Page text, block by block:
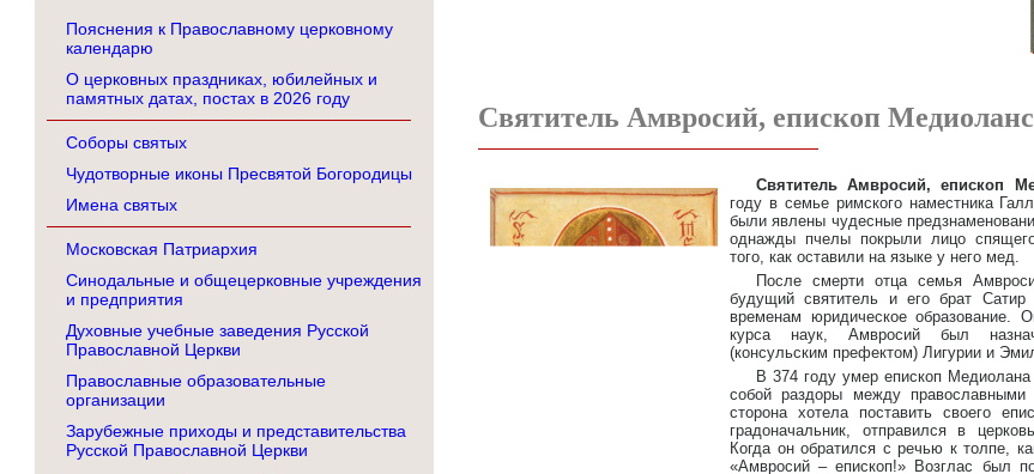
Пояснения к Православному церковному
календарю
О церковных праздниках, юбилейных и
памятных датах, постах в 2026 году
Соборы святых
Чудотворные иконы Пресвятой Богородицы
Имена святых
Московская Патриархия
Синодальные и общецерковные учреждения
и предприятия
Духовные учебные заведения Русской
Православной Церкви
Православные образовательные
организации
Зарубежные приходы и представительства
Русской Православной Церкви
Святитель Амвросий, епископ
Святитель Амвросий, епископ
году в семье римского наместника
были явлены чудесные
однажды пчелы покрыли лицо
того, как оставили на языке у него мед.
После смерти отца семья
будущий святитель и его брат
временам юридическое образование.
курса наук, Амвросий был
(консульским префектом) Лигурии и
В 374 году умер епископ
собой раздоры между
сторона хотела поставить своего
градоначальник, отправился в
Когда он обратился с речью к толпе,
«Амвросий – епископ!» Возглас был